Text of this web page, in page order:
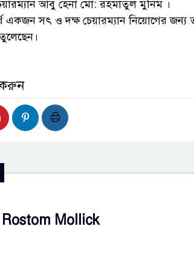
আবু হেনা মো: রহমাতুল মুনিম ।
একজন সৎ ও দক্ষ চেয়ারম্যান নিয়োগের জন্য
করুন
Rostom Mollick